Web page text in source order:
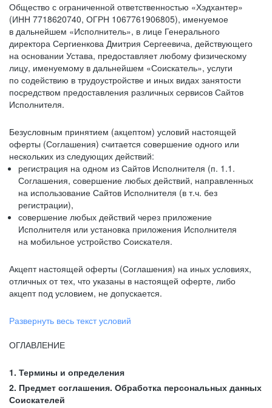
Общество с ограниченной ответственностью «Хэдхантер»
(ИНН 7718620740, ОГРН 1067761906805), именуемое
в дальнейшем «Исполнитель», в лице Генерального
директора Сергиенкова Дмитрия Сергеевича, действующего
на основании Устава, предоставляет любому физическому
лицу, именуемому в дальнейшем «Соискатель», услуги
по содействию в трудоустройстве и иных видах занятости
посредством предоставления различных сервисов Сайтов
Исполнителя.
Безусловным принятием (акцептом) условий настоящей
оферты (Соглашения) считается совершение одного или
нескольких из следующих действий:
регистрация на одном из Сайтов Исполнителя (п. 1.1.
Соглашения, совершение любых действий, направленных
на использование Сайтов Исполнителя (в т.ч. без
регистрации),
совершение любых действий через приложение
Исполнителя или установка приложения Исполнителя
на мобильное устройство Соискателя.
Акцепт настоящей оферты (Соглашения) на иных условиях,
отличных от тех, что указаны в настоящей оферте, либо
акцепт под условием, не допускается.
Развернуть весь текст условий
ОГЛАВЛЕНИЕ
1. Термины и определения
2. Предмет соглашения. Обработка персональных данных
Соискателей